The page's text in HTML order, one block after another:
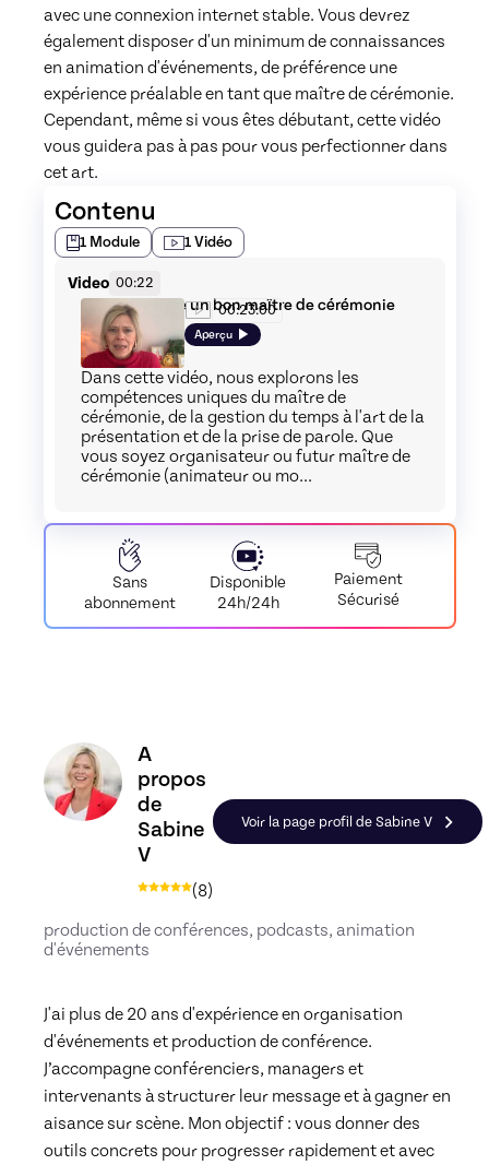
avec une connexion internet stable. Vous devrez
également disposer d'un minimum de connaissances
en animation d'événements, de préférence une
expérience préalable en tant que maître de cérémonie.
Cependant, même si vous êtes débutant, cette vidéo
vous guidera pas à pas pour vous perfectionner dans
cet art.
Contenu
1 Module 1Vidéo
Video 00:22
Comment être un bon maître de cérémonie
00:23:00
Aperçu
Dans cette vidéo, nous explorons les
compétences uniques du maître de
cérémonie, de la gestion du temps à l'art de la
présentation et de la prise de parole. Que
vous soyez organisateur ou futur maître de
cérémonie (animateur ou mo...
Sans
abonnement
Disponible
24h/24h
Paiement
Sécurisé
Découvrez le profil de Sabine V, Skiller en
A
propos
de
Sabine
V
(8)
Voir la page profil de Sabine V
production de conférences, podcasts, animation
d'événements
J'ai plus de 20 ans d'expérience en organisation
d'événements et production de conférence.
J’accompagne conférenciers, managers et
intervenants à structurer leur message et à gagner en
aisance sur scène. Mon objectif : vous donner des
outils concrets pour progresser rapidement et avec